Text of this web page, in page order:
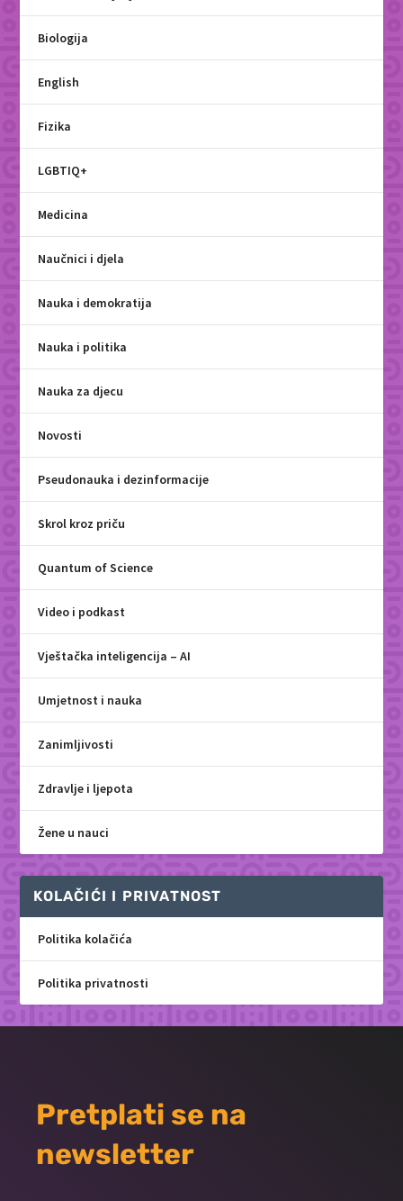
Biologija
English
Fizika
LGBTIQ+
Medicina
Naučnici i djela
Nauka i demokratija
Nauka i politika
Nauka za djecu
Novosti
Pseudonauka i dezinformacije
Skrol kroz priču
Quantum of Science
Video i podkast
Vještačka inteligencija – AI
Umjetnost i nauka
Zanimljivosti
Zdravlje i ljepota
Žene u nauci
KOLAČIĆI I PRIVATNOST
Politika kolačića
Politika privatnosti
Pretplati se na
newsletter